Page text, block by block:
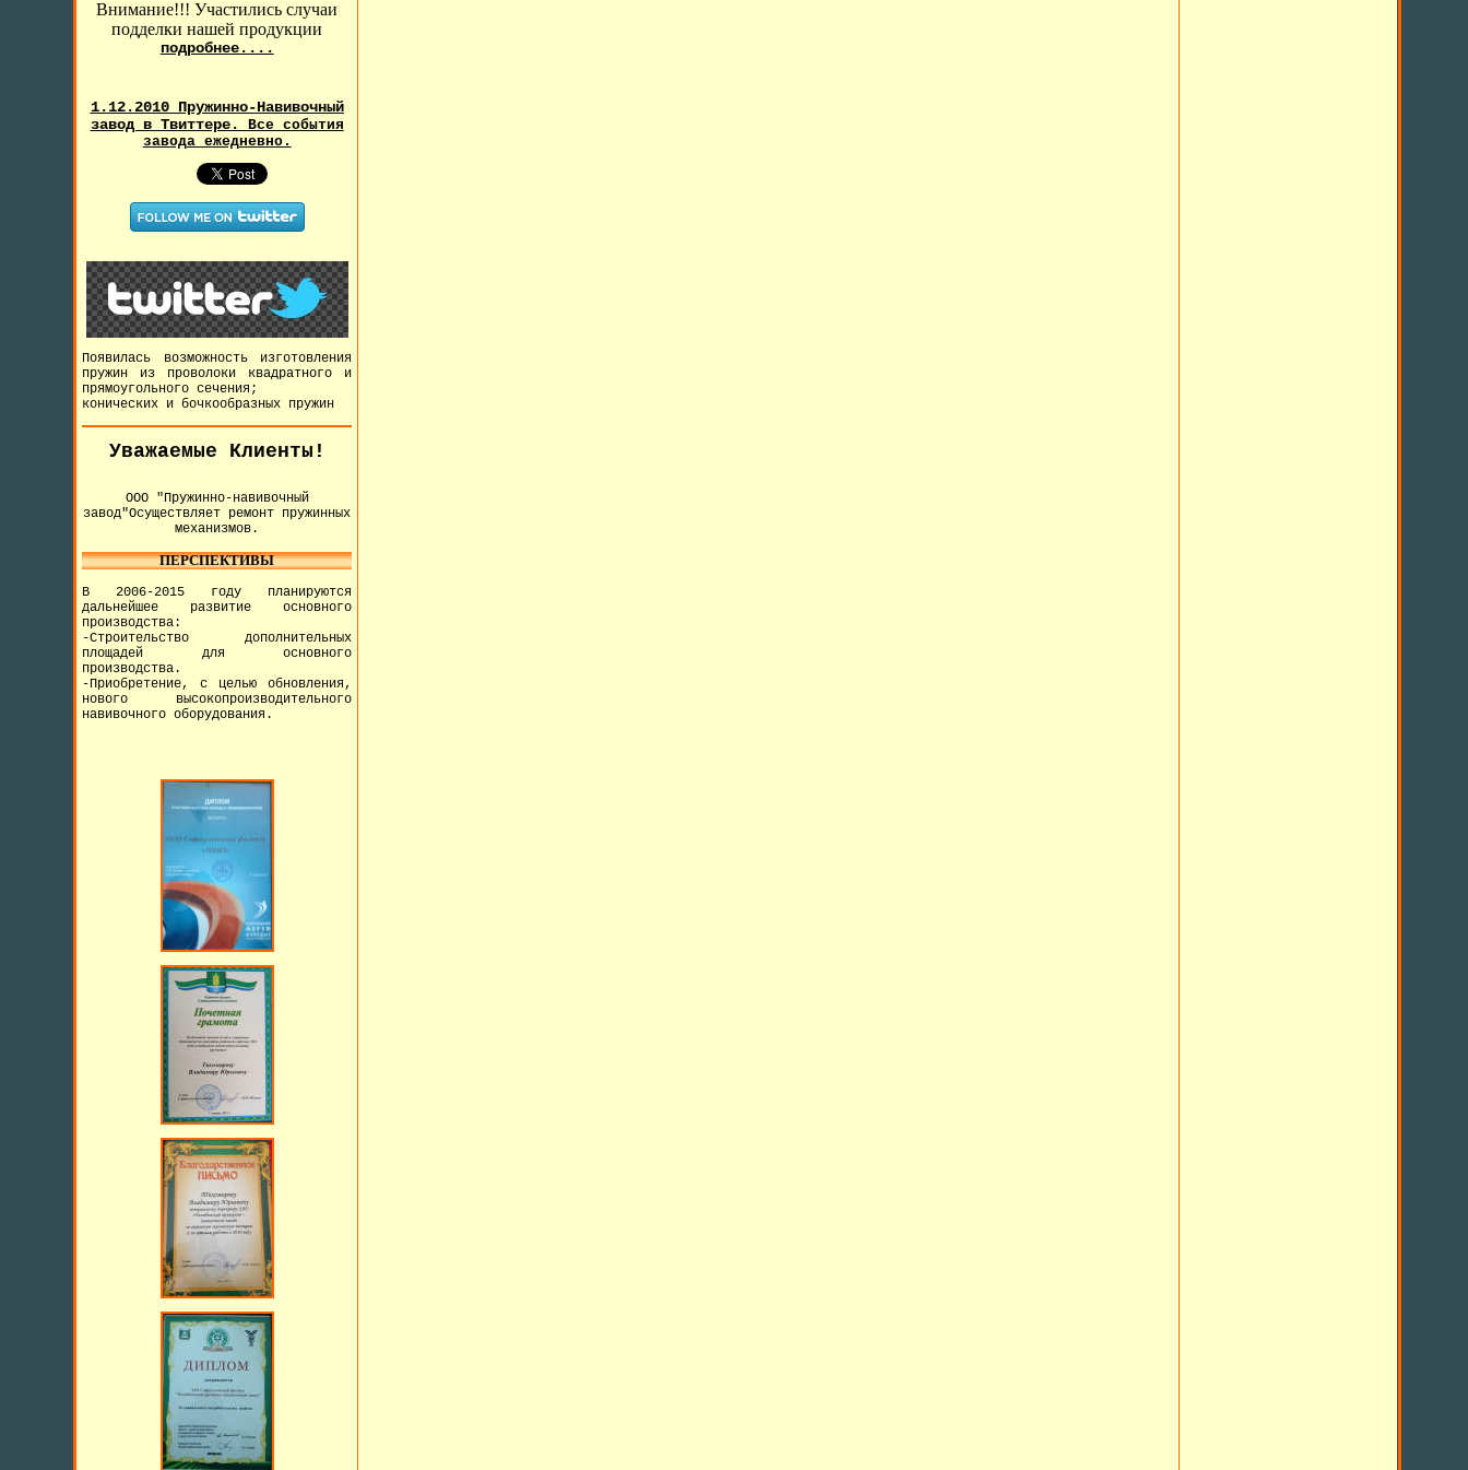
Внимание!!! Участились случаи
подделки нашей продукции
подробнее....
1.12.2010 Пружинно-Навивочный
завод в Твиттере. Все события
завода ежедневно.
Появилась возможность изготовления
пружин из проволоки квадратного и
прямоугольного сечения;
конических и бочкообразных пружин
Уважаемые Клиенты!
ООО "Пружинно-навивочный
завод"Осуществляет ремонт пружинных
механизмов.
ПЕРСПЕКТИВЫ
В 2006-2015 году планируются
дальнейшее развитие основного
производства:
-Строительство дополнительных
площадей для основного
производства.
-Приобретение, с целью обновления,
нового высокопроизводительного
навивочного оборудования.